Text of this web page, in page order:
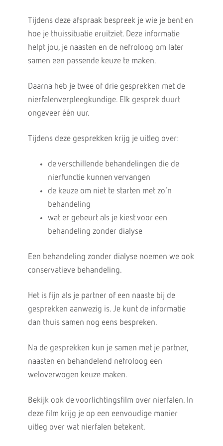
Tijdens deze afspraak bespreek je wie je bent en
hoe je thuissituatie eruitziet. Deze informatie
helpt jou, je naasten en de nefroloog om later
samen een passende keuze te maken.
Daarna heb je twee of drie gesprekken met de
nierfalenverpleegkundige. Elk gesprek duurt
ongeveer één uur.
Tijdens deze gesprekken krijg je uitleg over:
de verschillende behandelingen die de
nierfunctie kunnen vervangen
de keuze om niet te starten met zo’n
behandeling
wat er gebeurt als je kiest voor een
behandeling zonder dialyse
Een behandeling zonder dialyse noemen we ook
conservatieve behandeling.
Het is fijn als je partner of een naaste bij de
gesprekken aanwezig is. Je kunt de informatie
dan thuis samen nog eens bespreken.
Na de gesprekken kun je samen met je partner,
naasten en behandelend nefroloog een
weloverwogen keuze maken.
Bekijk ook de voorlichtingsfilm over nierfalen. In
deze film krijg je op een eenvoudige manier
uitleg over wat nierfalen betekent.